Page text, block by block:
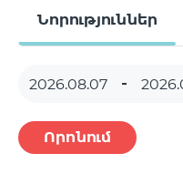
Նորություններ
Որոնում